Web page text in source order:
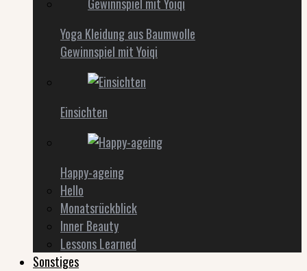
Yoga Kleidung aus Baumwolle
Gewinnspiel mit Yoiqi
Einsichten
Happy-ageing
Hello
Monatsrückblick
Inner Beauty
Lessons Learned
Sonstiges